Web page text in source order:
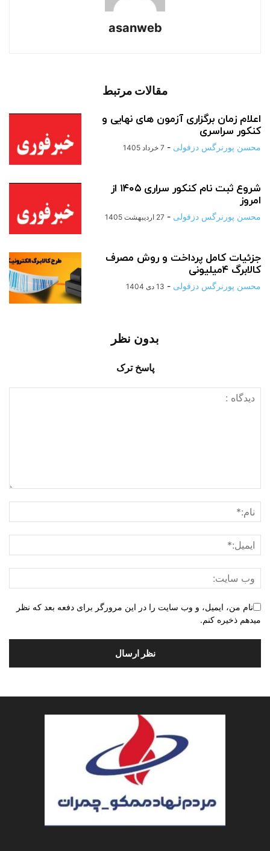
asanweb
مقالات مرتبط
اعلام زمان برگزاری آزمون های نهایی و
کنکور سراسری
محسن پورنرگس دزفولی - 7 خرداد 1405
شروع ثبت نام کنکور سراری ۱۴۰۵ از
امروز
محسن پورنرگس دزفولی - 27 اردیبهشت 1405
جزئیات کامل پرداخت و روش مصرف
کالابرگ ۴میلیونی
محسن پورنرگس دزفولی - 13 دی 1404
بدون نظر
پاسخ ترک
نام من، ایمیل، و وب سایت را در این مرورگر برای دفعه بعد که نظر
میدهم ذخیره کنم.